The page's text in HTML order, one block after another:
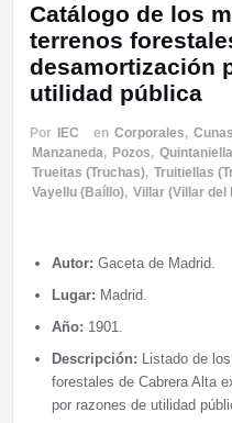
Catálogo de los
terrenos
desamortización
utilidad pública
Por IEC en Corporales, Cunas
Manzaneda, Pozos,
Trueitas (Truchas), Truitiellas
Vayellu (Baíllo), Villar (Villar del
Autor: Gaceta de Madrid.
Lugar: Madrid.
Año: 1901.
Descripción: Listado de
forestales de Cabrera Alta
por razones de utilidad